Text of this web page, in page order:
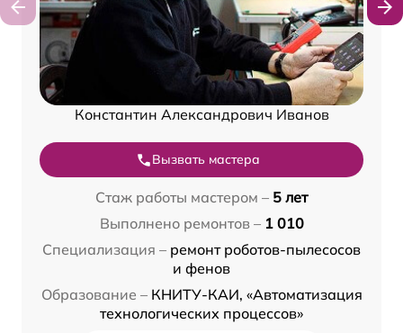
Константин Александрович Иванов
Вызвать мастера
Стаж работы мастером – 5 лет
Выполнено ремонтов – 1 010
Специализация – ремонт роботов-пылесосов
и фенов
Образование – КНИТУ-КАИ, «Автоматизация
технологических процессов»